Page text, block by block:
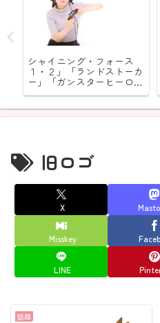
シャイニング・フォース
１・２」「ランドストーカ
ー」「ガンスターヒーロー
ズ」（世界を震撼させたが
ったセガと言う名の衝撃）
旧ロゴ
X
Misskey
LINE
話題